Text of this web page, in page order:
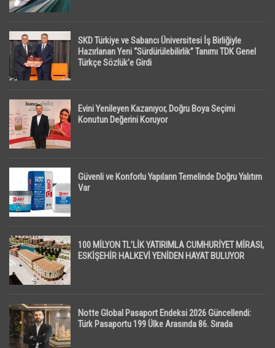
SKD Türkiye ve Sabancı Üniversitesi İş Birliğiyle
Hazırlanan Yeni “Sürdürülebilirlik” Tanımı TDK Genel
Türkçe Sözlük’e Girdi
Evini Yenileyen Kazanıyor, Doğru Boya Seçimi
Konutun Değerini Koruyor
Güvenli ve Konforlu Yapıların Temelinde Doğru Yalıtım
Var
100 MİLYON TL’LİK YATIRIMLA CUMHURİYET MİRASI,
ESKİŞEHİR HALKEVİ YENİDEN HAYAT BULUYOR
Notte Global Pasaport Endeksi 2026 Güncellendi:
Türk Pasaportu 199 Ülke Arasında 86. Sırada